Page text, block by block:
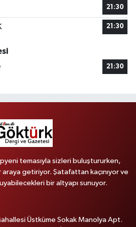
21:30
21:30
21:30
temasıyla sizleri buluştururken,
getiriyor. Şatafattan kaçınıyor ve
bir altyapı sunuyor.
Üstküme Sokak Manolya Apt.